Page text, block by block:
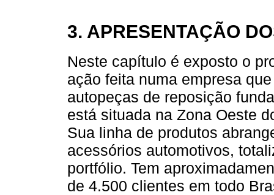
3. APRESENTAÇÃO
Neste capítulo é exposto o
ação feita numa empresa
autopeças de reposição
está situada na Zona Oeste
Sua linha de produtos
acessórios automotivos,
portfólio. Tem
de 4.500 clientes em todo